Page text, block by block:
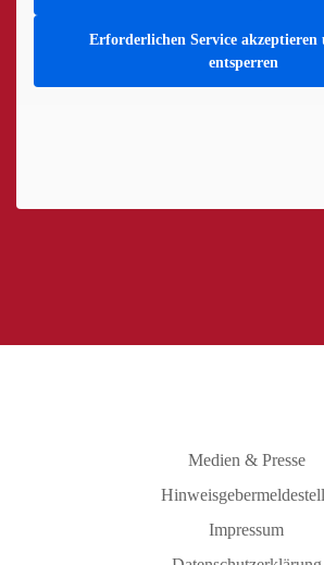
Erforderlichen Service akzeptieren
entsperren
Medien & Presse
Impressum